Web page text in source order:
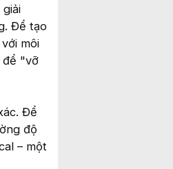
Để tạo
môi
để "vỡ
Để
độ
– một